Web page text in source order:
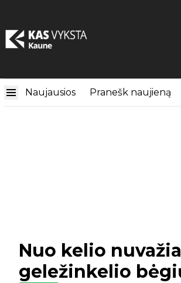
Naujausios Pranešk naujieną
Nuo kelio
geležinkelio